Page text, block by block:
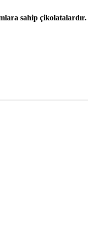
sahip çikolatalardır.